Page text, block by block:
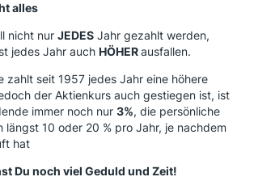
alles
nicht nur JEDES Jahr gezahlt werden,
jedes Jahr auch HÖHERausfallen.
zahlt seit 1957 jedes Jahr eine höhere
der Aktienkurs auch gestiegen ist, ist
immer noch nur 3%, die persönliche
längst 10 oder 20 % pro Jahr, je nachdem
hat
Du noch viel Geduld und Zeit!